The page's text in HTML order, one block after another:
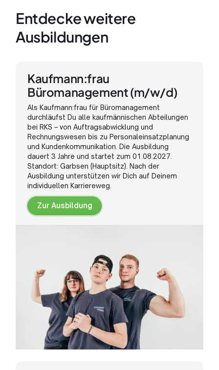
Entdecke weitere
Ausbildungen
Kaufmann:frau
Büromanagement (m/w/d)
Als Kaufmann:frau für Büromanagement
durchläufst Du alle kaufmännischen Abteilungen
bei RKS – von Auftragsabwicklung und
Rechnungswesen bis zu Personaleinsatzplanung
und Kundenkommunikation. Die Ausbildung
dauert 3 Jahre und startet zum 01.08.2027.
Standort: Garbsen (Hauptsitz). Nach der
Ausbildung unterstützen wir Dich auf Deinem
individuellen Karriereweg.
Zur Ausbildung
Zur